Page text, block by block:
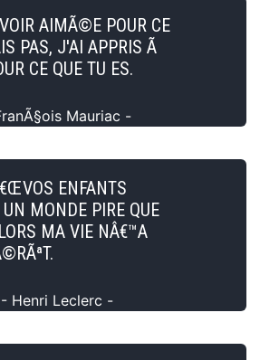
AIMÃ©E POUR CE
PAS, J'AI APPRIS Ã
CE QUE TU ES.
Mauriac -
ENFANTS
MONDE PIRE QUE
MA VIE NÂ€™A
- Henri Leclerc -